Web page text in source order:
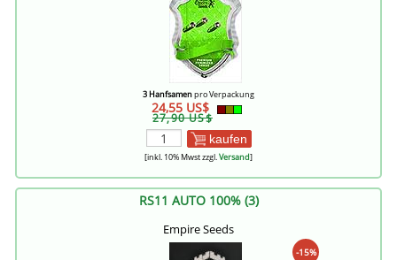
3 Hanfsamenpro Verpackung
24,55 US$
27,90 US$
kaufen
[inkl. 10% Mwst zzgl.Versand]
RS11 AUTO 100% (3)
Empire Seeds
-15%